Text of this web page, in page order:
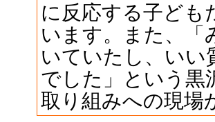
に反応する子ども
います。また、「
いていたし、いい
でした」という黒
取り組みへの現場